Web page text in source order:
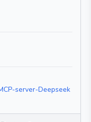
server-Deepseek